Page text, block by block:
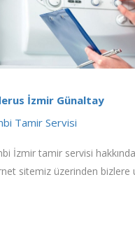
İzmir Günaltay
Tamir Servisi
İzmir tamir servisi
sitemiz üzerinden bizlere